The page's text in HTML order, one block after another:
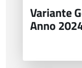
Variante
Anno